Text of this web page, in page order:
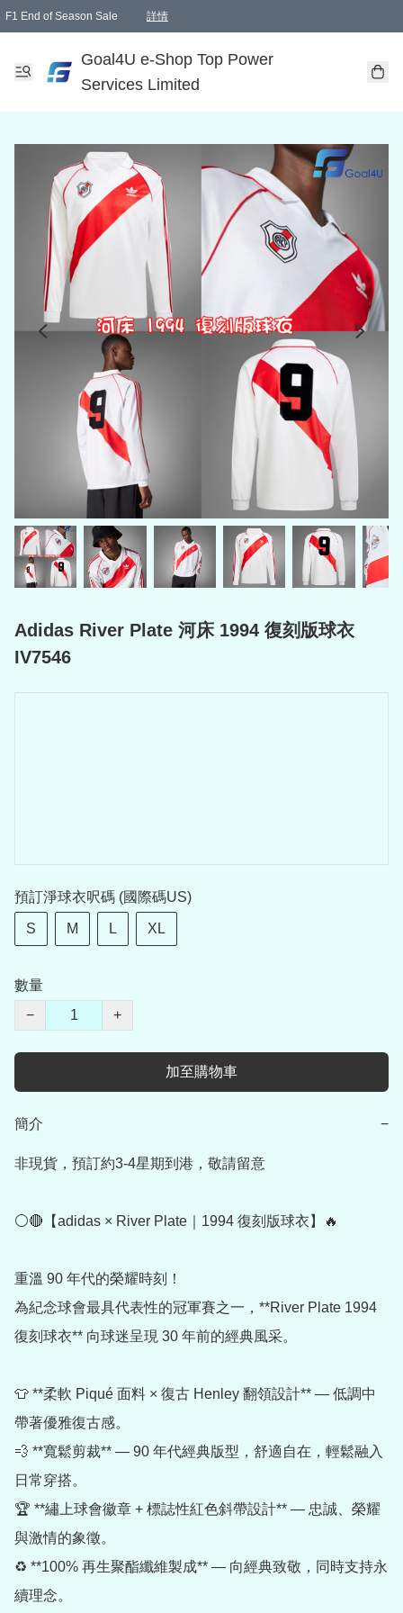
F1 End of Season Sale 詳情
Goal4U e-Shop Top Power
Services Limited
Adidas River Plate 河床 1994 復刻版球衣
IV7546
預訂淨球衣呎碼 (國際碼US)
S M L XL
數量
−
+
加至購物車
簡介 −
非現貨，預訂約3-4星期到港，敬請留意
⚪🔴【adidas × River Plate｜1994 復刻版球衣】🔥
重溫 90 年代的榮耀時刻！
為紀念球會最具代表性的冠軍賽之一，**River Plate 1994
復刻球衣** 向球迷呈現 30 年前的經典風采。
👕 **柔軟 Piqué 面料 × 復古 Henley 翻領設計** — 低調中
帶著優雅復古感。
💨 **寬鬆剪裁** — 90 年代經典版型，舒適自在，輕鬆融入
日常穿搭。
🏆 **繡上球會徽章 + 標誌性紅色斜帶設計** — 忠誠、榮耀
與激情的象徵。
♻️ **100% 再生聚酯纖維製成** — 向經典致敬，同時支持永
續理念。